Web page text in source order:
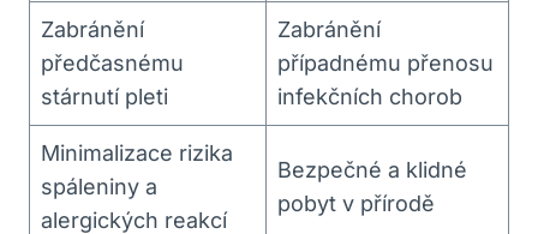
Zabránění
předčasnému
stárnutí pleti
Zabránění
případnému přenosu
infekčních chorob
Minimalizace rizika
spáleniny a
alergických reakcí
Bezpečné a klidné
pobyt v přírodě